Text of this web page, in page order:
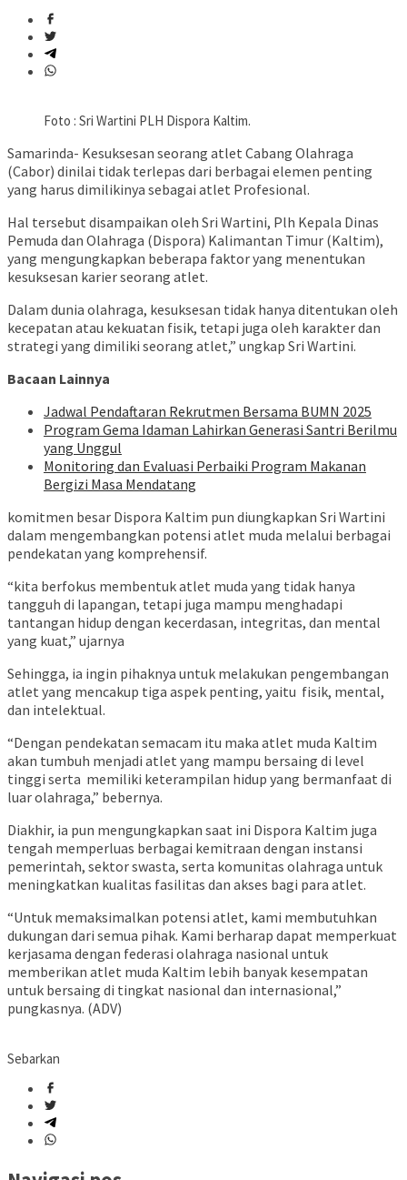
Foto : Sri Wartini PLH Dispora Kaltim.
Samarinda- Kesuksesan seorang atlet Cabang Olahraga
(Cabor) dinilai tidak terlepas dari berbagai elemen penting
yang harus dimilikinya sebagai atlet Profesional.
Hal tersebut disampaikan oleh Sri Wartini, Plh Kepala Dinas
Pemuda dan Olahraga (Dispora) Kalimantan Timur (Kaltim),
yang mengungkapkan beberapa faktor yang menentukan
kesuksesan karier seorang atlet.
Dalam dunia olahraga, kesuksesan tidak hanya ditentukan oleh
kecepatan atau kekuatan fisik, tetapi juga oleh karakter dan
strategi yang dimiliki seorang atlet,” ungkap Sri Wartini.
Bacaan Lainnya
Jadwal Pendaftaran Rekrutmen Bersama BUMN 2025
Program Gema Idaman Lahirkan Generasi Santri Berilmu
yang Unggul
Monitoring dan Evaluasi Perbaiki Program Makanan
Bergizi Masa Mendatang
komitmen besar Dispora Kaltim pun diungkapkan Sri Wartini
dalam mengembangkan potensi atlet muda melalui berbagai
pendekatan yang komprehensif.
“kita berfokus membentuk atlet muda yang tidak hanya
tangguh di lapangan, tetapi juga mampu menghadapi
tantangan hidup dengan kecerdasan, integritas, dan mental
yang kuat,” ujarnya
Sehingga, ia ingin pihaknya untuk melakukan pengembangan
atlet yang mencakup tiga aspek penting, yaitu fisik, mental,
dan intelektual.
“Dengan pendekatan semacam itu maka atlet muda Kaltim
akan tumbuh menjadi atlet yang mampu bersaing di level
tinggi serta memiliki keterampilan hidup yang bermanfaat di
luar olahraga,” bebernya.
Diakhir, ia pun mengungkapkan saat ini Dispora Kaltim juga
tengah memperluas berbagai kemitraan dengan instansi
pemerintah, sektor swasta, serta komunitas olahraga untuk
meningkatkan kualitas fasilitas dan akses bagi para atlet.
“Untuk memaksimalkan potensi atlet, kami membutuhkan
dukungan dari semua pihak. Kami berharap dapat memperkuat
kerjasama dengan federasi olahraga nasional untuk
memberikan atlet muda Kaltim lebih banyak kesempatan
untuk bersaing di tingkat nasional dan internasional,”
pungkasnya. (ADV)
Sebarkan